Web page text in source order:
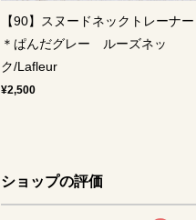
【90】スヌードネックトレーナー
＊ぱんだグレー ルーズネッ
ク/Lafleur
¥2,500
ショップの評価